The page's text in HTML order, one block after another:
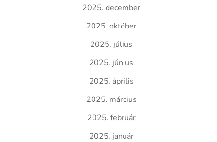
2025. december
2025. október
2025. július
2025. június
2025. április
2025. március
2025. február
2025. január